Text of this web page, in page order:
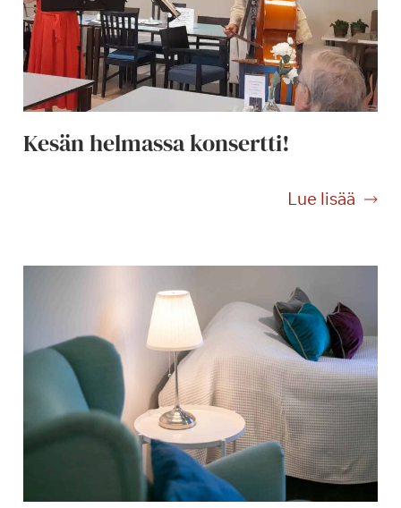
Kesän helmassa konsertti!
Lue lisää
K
ä
n
h
e
l
m
a
s
s
a